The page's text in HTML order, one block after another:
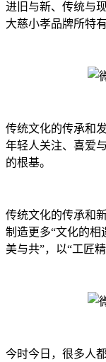
进旧与新、传统与
大慈小孝品牌所特
传统文化的传承和
年轻人关注、喜爱
的根基。
传统文化的传承和
制造更多“文化的相
美与共”，以“工匠
今时今日，很多人